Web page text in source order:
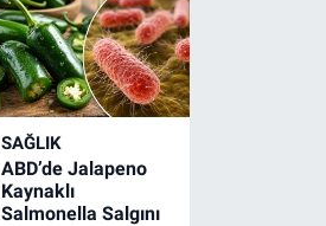
SAĞLIK
ABD’de Jalapeno
Kaynaklı
Salmonella Salgını